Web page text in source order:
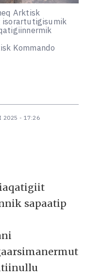
Arktisk
isorartutigisumik
Kommando
2025 - 17:26
sapaatip